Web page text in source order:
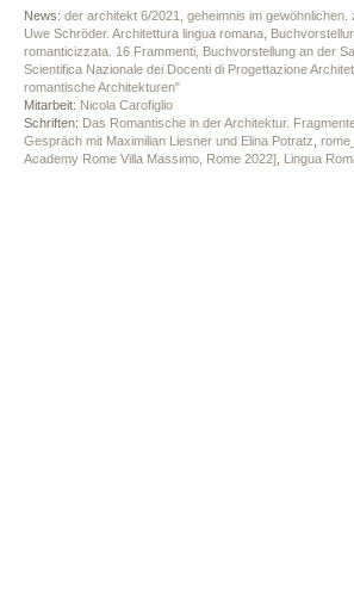
News: der architekt 6/2021, geheimnis im
Uwe Schröder. Architettura lingua romana,
romanticizzata. 16 Frammenti, Buchvorstellung an der
Scientifica Nazionale dei Docenti di Progettazione
romantische Architekturen"
Mitarbeit: Nicola Carofiglio
Schriften: Das Romantische in der Architektur.
Gespräch mit Maximilian Liesner und Elina Potratz
Academy Rome Villa Massimo, Rome 2022], Lingua